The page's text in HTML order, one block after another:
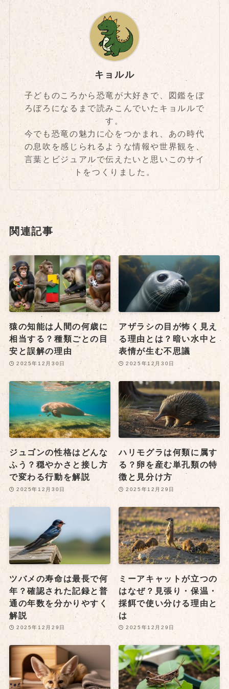
キョルル
子どものころから恐竜が大好きで、図鑑をぼ
ろぼろになるまで読みこんでいたキョルルで
す。
今でも恐竜の魅力に心をつかまれ、あの時代
の息吹を感じられるような情報や世界観を、
言葉とビジュアルで伝えたいと思いこのサイ
トをつくりました。
関連記事
猿の知能は人間の何歳に
相当する？種類ごとの目
安と誤解の理由
2025年12月30日
アザラシの目が怖く見え
る理由とは？暗い水中と
表情が生む不思議
2025年12月30日
ジュゴンの性格はどんな
ふう？穏やかさと接し方
で変わる行動を解説
2025年12月30日
ハリモグラは何類に属す
る？卵を産む単孔類の特
徴と見分け方
2025年12月29日
ツバメの寿命は最長で何
年？確認された記録と普
通の年数を分かりやすく
解説
2025年12月29日
ミーアキャットが立つの
はなぜ？見張り・保温・
採餌で使い分ける理由と
は
2025年12月29日